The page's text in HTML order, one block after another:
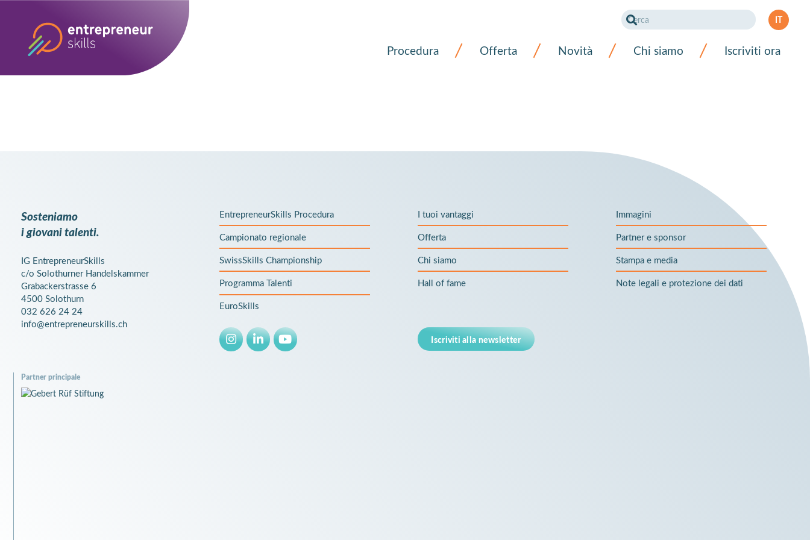
IT
Procedura Offerta Novità Chi siamo Iscriviti ora
Sosteniamo
i giovani talenti.
IG EntrepreneurSkills
c/o Solothurner Handelskammer
Grabackerstrasse 6
4500 Solothurn
032 626 24 24
info@entrepreneurskills.ch
EntrepreneurSkills Procedura
Campionato regionale
SwissSkills Championship
Programma Talenti
EuroSkills
I tuoi vantaggi
Offerta
Chi siamo
Hall of fame
Iscriviti alla newsletter
Immagini
Partner e sponsor
Stampa e media
Note legali e protezione dei dati
Partner principale